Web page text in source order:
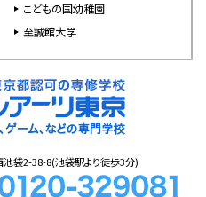
こどもの国幼稚園
至誠館大学
袋2-38-8(池袋駅より徒歩3分)